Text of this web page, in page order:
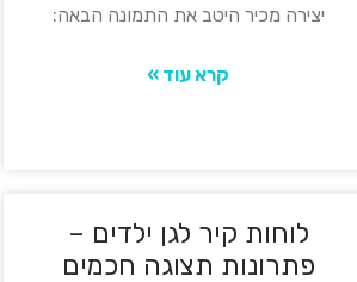
יצירה מכיר היטב את התמונה הבאה:
קרא עוד »
לוחות קיר לגן ילדים –
פתרונות תצוגה חכמים